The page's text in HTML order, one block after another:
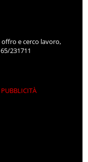
e cerco lavoro,
231711